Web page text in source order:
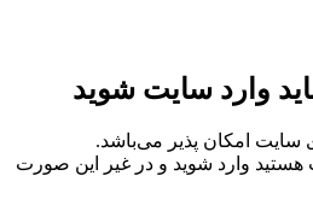
وارد سایت شوید
سایت امکان پذیر می‌باشد.
وارد شوید و در غیر این صورت